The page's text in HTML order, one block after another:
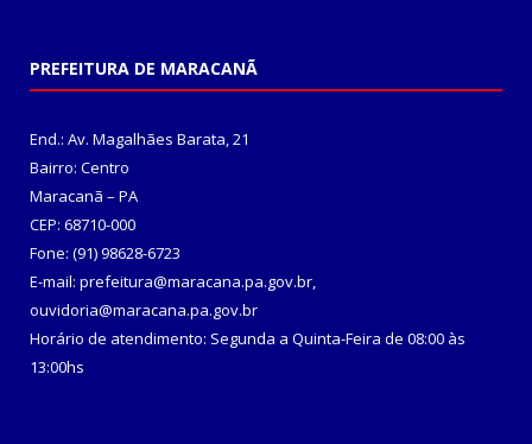
PREFEITURA DE MARACANÃ
End.: Av. Magalhães Barata, 21
Bairro: Centro
Maracanã – PA
CEP: 68710-000
Fone: (91) 98628-6723
E-mail: prefeitura@maracana.pa.gov.br,
ouvidoria@maracana.pa.gov.br
Horário de atendimento: Segunda a Quinta-Feira de 08:00 às
13:00hs